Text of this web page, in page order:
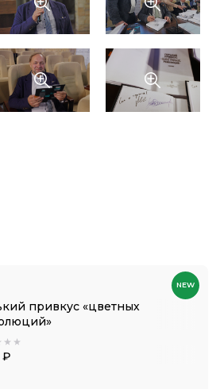
привкус «цветных
₽
NEW